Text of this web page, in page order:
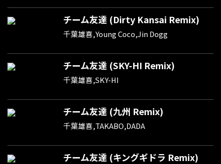
チーム友達 (Dirty Kansai Remix)
千葉雄喜,Young Coco,Jin Dogg
チーム友達 (SKY-HI Remix)
千葉雄喜,SKY-HI
チーム友達 (九州 Remix)
千葉雄喜,TAKABO,DADA
チーム友達 (キングギドラ Remix)